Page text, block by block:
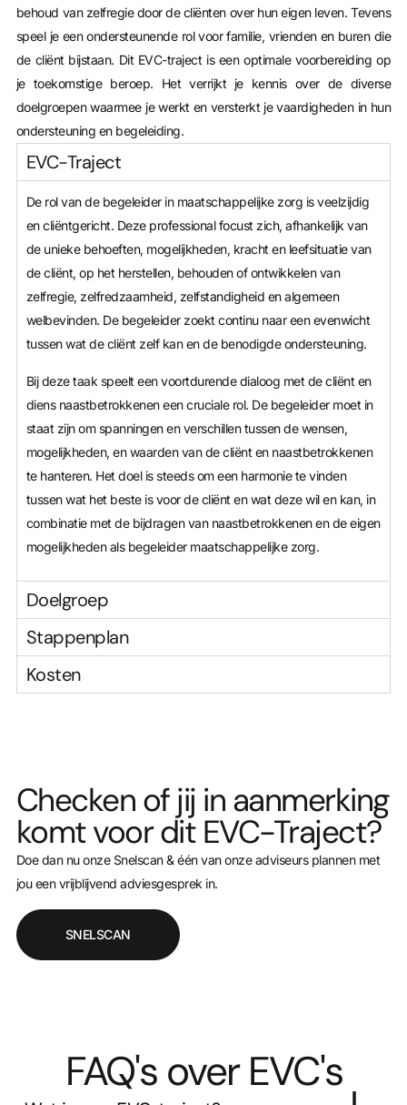
behoud van zelfregie door de cliënten over hun eigen leven. Tevens
speel je een ondersteunende rol voor familie, vrienden en buren die
de cliënt bijstaan. Dit EVC-traject is een optimale voorbereiding op
je toekomstige beroep. Het verrijkt je kennis over de diverse
doelgroepen waarmee je werkt en versterkt je vaardigheden in hun
ondersteuning en begeleiding.
EVC-Traject
De rol van de begeleider in maatschappelijke zorg is veelzijdig
en cliëntgericht. Deze professional focust zich, afhankelijk van
de unieke behoeften, mogelijkheden, kracht en leefsituatie van
de cliënt, op het herstellen, behouden of ontwikkelen van
zelfregie, zelfredzaamheid, zelfstandigheid en algemeen
welbevinden. De begeleider zoekt continu naar een evenwicht
tussen wat de cliënt zelf kan en de benodigde ondersteuning.
Bij deze taak speelt een voortdurende dialoog met de cliënt en
diens naastbetrokkenen een cruciale rol. De begeleider moet in
staat zijn om spanningen en verschillen tussen de wensen,
mogelijkheden, en waarden van de cliënt en naastbetrokkenen
te hanteren. Het doel is steeds om een harmonie te vinden
tussen wat het beste is voor de cliënt en wat deze wil en kan, in
combinatie met de bijdragen van naastbetrokkenen en de eigen
mogelijkheden als begeleider maatschappelijke zorg.
Doelgroep
Stappenplan
Kosten
Checken of jij in aanmerking
komt voor dit EVC-Traject?
Doe dan nu onze Snelscan & één van onze adviseurs plannen met
jou een vrijblijvend adviesgesprek in.
SNELSCAN
FAQ's over EVC's